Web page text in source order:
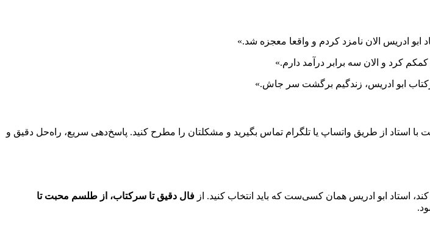
ادریس الان نامزد کردم و واقعا معجزه شد.»
کرد و الان سه برابر درآمد دارم.»
ابو ادریس، زندگیم برگشت سر جاش.»
با استاد از طریق واتساپ یا تلگرام تماس بگیرید و مشکلتان را مطرح کنید. پاسخ‌دهی سریع، راه‌حل دقیق و
استاد ابو ادریس همان کسی‌ست که باید انتخاب کنید. از فال دقیق تا سرکتاب، از طلسم محبت تا